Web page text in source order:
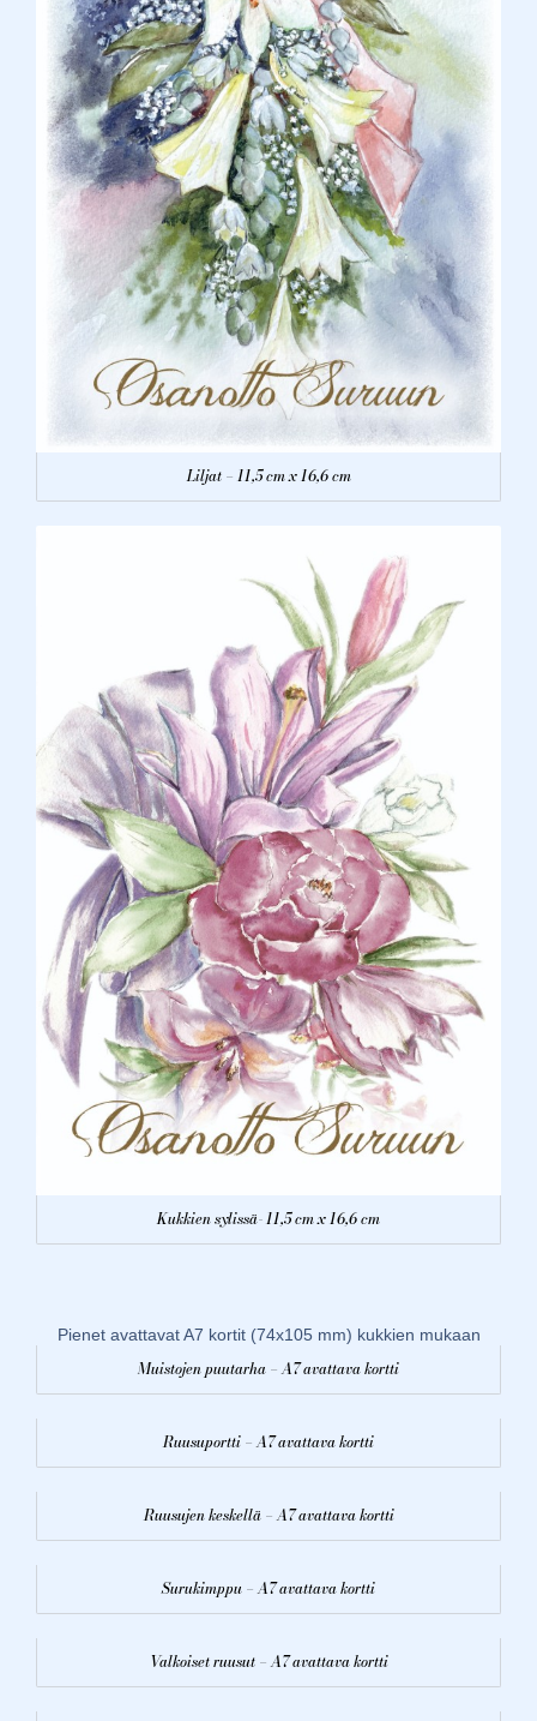
Liljat – 11,5 cm x 16,6 cm
Kukkien sylissä- 11,5 cm x 16,6 cm
Pienet avattavat A7 kortit (74x105 mm) kukkien mukaan
Muistojen puutarha – A7 avattava kortti
Ruusuportti – A7 avattava kortti
Ruusujen keskellä – A7 avattava kortti
Surukimppu – A7 avattava kortti
Valkoiset ruusut – A7 avattava kortti